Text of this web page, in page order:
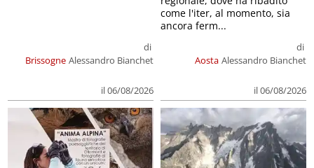
Brissogne
di
Alessandro Bianchet
il 06/08/2026
Aosta
di
Alessandro Bianchet
il 06/08/2026
come l'iter, al momento, sia
ancora ferm...